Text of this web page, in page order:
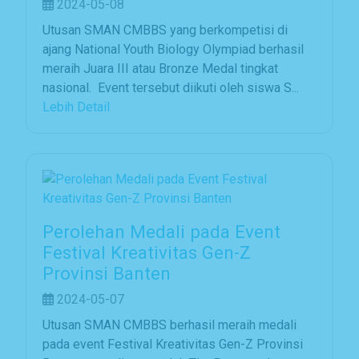
2024-05-08
Utusan SMAN CMBBS yang berkompetisi di
ajang National Youth Biology Olympiad berhasil
meraih Juara III atau Bronze Medal tingkat
nasional. Event tersebut diikuti oleh siswa S...
Lebih Detail
Perolehan Medali pada Event
Festival Kreativitas Gen-Z
Provinsi Banten
2024-05-07
Utusan SMAN CMBBS berhasil meraih medali
pada event Festival Kreativitas Gen-Z Provinsi